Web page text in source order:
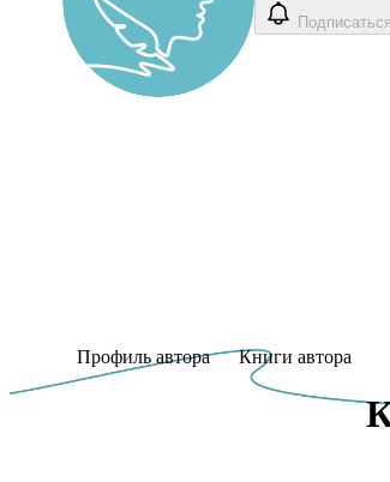
Профиль автора Книги автора